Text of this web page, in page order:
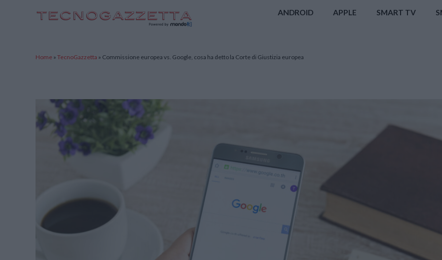
ANDROID APPLE SMART TV
Home » TecnoGazzetta » Commissione europea vs. Google, cosa ha detto la Corte di Giustizia europea